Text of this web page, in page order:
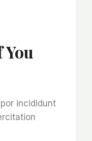
incididunt